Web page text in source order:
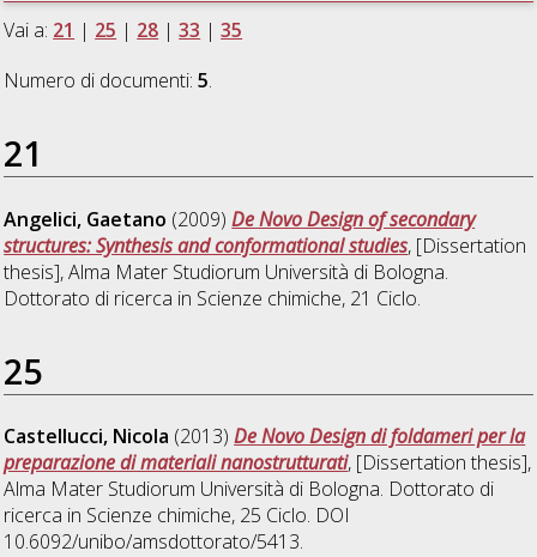
Vai a: 21 | 25 | 28 |33 |35
Numero di documenti:5.
21
Angelici, Gaetano (2009)De Novo Design of secondary
structures: Synthesis and conformational studies, [Dissertation
thesis], Alma Mater Studiorum Università di Bologna.
Dottorato di ricerca in Scienze chimiche, 21 Ciclo.
25
Castellucci, Nicola (2013)De Novo Design di foldameri per la
preparazione di materiali nanostrutturati, [Dissertation thesis],
Alma Mater Studiorum Università di Bologna. Dottorato di
ricerca in Scienze chimiche, 25 Ciclo. DOI
10.6092/unibo/amsdottorato/5413.